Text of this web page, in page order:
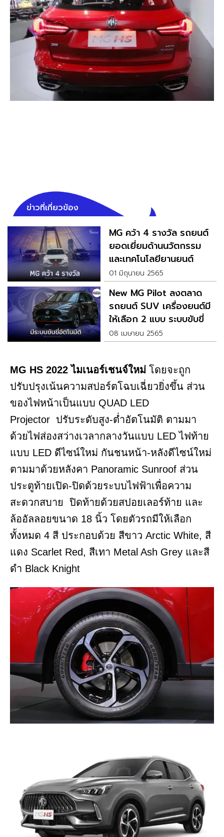
ข่าวที่เกี่ยวข้อง
MG คว้า 4 รางวัล รถยนต์
ยอดเยี่ยมด้านนวัตกรรม
และเทคโนโลยียานยนต์
01 มิถุนายน 2565
New MG Pilot ลงตลาด
รถยนต์ SUV เครื่องยนต์มี
ให้เลือก 2 แบบ ระบบขับขี่
อัตโนมัติ
08 เมษายน 2565
MG HS 2022 ไมเนอร์เชนจ์ใหม่ โดยจะถูก
ปรับปรุงเน้นความสปอร์ตโฉบเฉี่ยวยิ่งขึ้น ส่วน
ของไฟหน้าเป็นแบบ QUAD LED
Projector ปรับระดับสูง-ต่ำอัตโนมัติ ตามมา
ด้วยไฟส่องสว่างเวลากลางวันแบบ LED ไฟท้าย
แบบ LED ดีไซน์ใหม่ กันชนหน้า-หลังดีไซน์ใหม่
ตามมาด้วยหลังคา Panoramic Sunroof ส่วน
ประตูท้ายเปิด-ปิดด้วยระบบไฟฟ้าเพื่อความ
สะดวกสบาย ปิดท้ายด้วยสปอยเลอร์ท้าย และ
ล้ออัลลอยขนาด 18 นิ้ว โดยตัวรถมีให้เลือก
ทั้งหมด 4 สี ประกอบด้วย สีขาว Arctic White, สี
แดง Scarlet Red, สีเทา Metal Ash Grey และสี
ดำ Black Knight